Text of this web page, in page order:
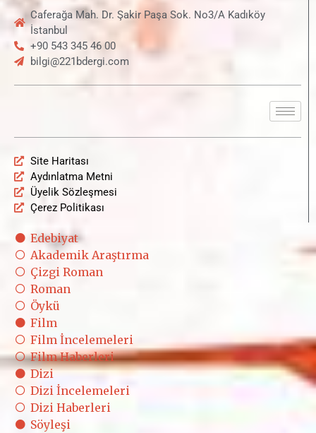
Caferağa Mah. Dr. Şakir Paşa Sok. No3/A Kadıköy
İstanbul
+90 543 345 46 00
bilgi@221bdergi.com
Site Haritası
Aydınlatma Metni
Üyelik Sözleşmesi
Çerez Politikası
Edebiyat
Akademik Araştırma
Çizgi Roman
Roman
Öykü
Film
Film İncelemeleri
Film Haberleri
Dizi
Dizi İncelemeleri
Dizi Haberleri
Söyleşi